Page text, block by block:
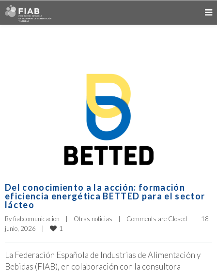
Del conocimiento a la acción: formación
eficiencia energética BETTED para el sector
lácteo
By fiabcomunicacion | Otras noticias | Comments are Closed |
18
junio, 2026
| 1
La Federación Española de Industrias de Alimentación y
Bebidas (FIAB), en colaboración con la consultora